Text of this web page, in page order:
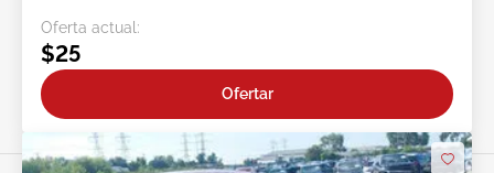
Oferta actual:
$25
Ofertar